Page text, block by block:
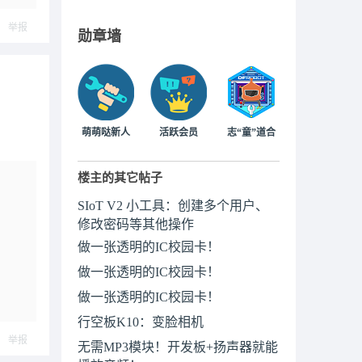
举报
举报
勋章墙
萌萌哒新人 活跃会员 志“童”道合
楼主的其它帖子
SIoT V2 小工具：创建多个用户、
修改密码等其他操作
做一张透明的IC校园卡！
做一张透明的IC校园卡！
做一张透明的IC校园卡！
行空板K10：变脸相机
无需MP3模块！开发板+扬声器就能